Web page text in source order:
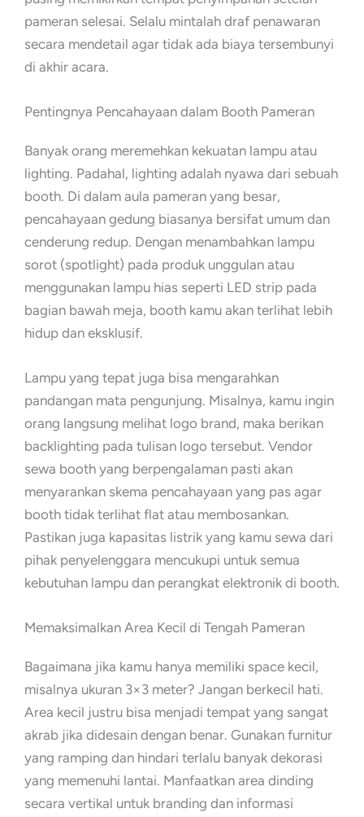
pameran selesai. Selalu mintalah draf penawaran
secara mendetail agar tidak ada biaya tersembunyi
di akhir acara.
Pentingnya Pencahayaan dalam Booth Pameran
Banyak orang meremehkan kekuatan lampu atau
lighting. Padahal, lighting adalah nyawa dari sebuah
booth. Di dalam aula pameran yang besar,
pencahayaan gedung biasanya bersifat umum dan
cenderung redup. Dengan menambahkan lampu
sorot (spotlight) pada produk unggulan atau
menggunakan lampu hias seperti LED strip pada
bagian bawah meja, booth kamu akan terlihat lebih
hidup dan eksklusif.
Lampu yang tepat juga bisa mengarahkan
pandangan mata pengunjung. Misalnya, kamu ingin
orang langsung melihat logo brand, maka berikan
backlighting pada tulisan logo tersebut. Vendor
sewa booth yang berpengalaman pasti akan
menyarankan skema pencahayaan yang pas agar
booth tidak terlihat flat atau membosankan.
Pastikan juga kapasitas listrik yang kamu sewa dari
pihak penyelenggara mencukupi untuk semua
kebutuhan lampu dan perangkat elektronik di booth.
Memaksimalkan Area Kecil di Tengah Pameran
Bagaimana jika kamu hanya memiliki space kecil,
misalnya ukuran 3×3 meter? Jangan berkecil hati.
Area kecil justru bisa menjadi tempat yang sangat
akrab jika didesain dengan benar. Gunakan furnitur
yang ramping dan hindari terlalu banyak dekorasi
yang memenuhi lantai. Manfaatkan area dinding
secara vertikal untuk branding dan informasi